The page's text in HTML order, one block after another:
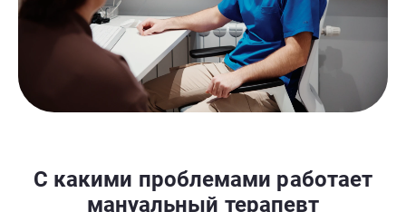
С какими проблемами работает
мануальный терапевт